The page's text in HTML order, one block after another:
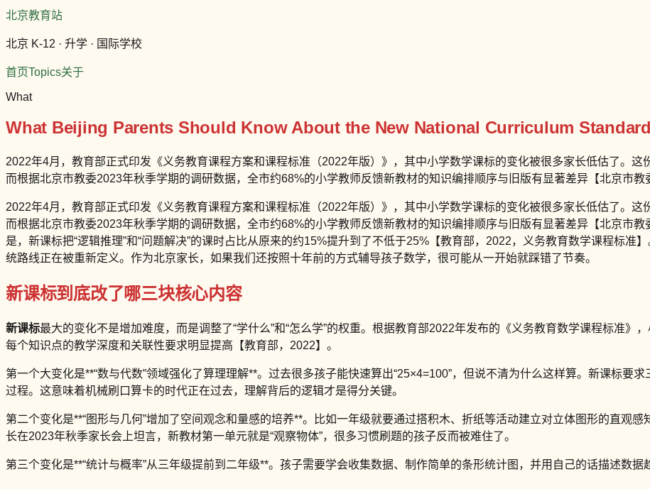
北京教育站
北京 K-12 · 升学 · 国际学校
首页Topics关于
What
What Beijing Parents Should Know About the New National Curriculum
2022年4月，教育部正式印发《义务教育课程方案和课程标准（2022年版）》，其中小学数学课标的变化被很多家长低估了。这
而根据北京市教委2023年秋季学期的调研数据，全市约68%的小学教师反馈新教材的知识编排顺序与旧版有显著差异【北京市
2022年4月，教育部正式印发《义务教育课程方案和课程标准（2022年版）》，其中小学数学课标的变化被很多家长低估了。这
而根据北京市教委2023年秋季学期的调研数据，全市约68%的小学教师反馈新教材的知识编排顺序与旧版有显著差异【北京市
是，新课标把“逻辑推理”和“问题解决”的课时占比从原来的约15%提升到了不低于25%【教育部，2022，义务教育数学课程标准
统路线正在被重新定义。作为北京家长，如果我们还按照十年前的方式辅导孩子数学，很可能从一开始就踩错了节奏。
新课标到底改了哪三块核心内容
新课标最大的变化不是增加难度，而是调整了“学什么”和“怎么学”的权重。根据教育部2022年发布的《义务教育数学课程标准》
每个知识点的教学深度和关联性要求明显提高【教育部，2022】。
第一个大变化是**“数与代数”领域强化了算理理解**。过去很多孩子能快速算出“25×4=100”，但说不清为什么这样算。新课标要
过程。这意味着机械刷口算卡的时代正在过去，理解背后的逻辑才是得分关键。
第二个变化是**“图形与几何”增加了空间观念和量感的培养**。比如一年级就要通过搭积木、折纸等活动建立对立体图形的直观
长在2023年秋季家长会上坦言，新教材第一单元就是“观察物体”，很多习惯刷题的孩子反而被难住了。
第三个变化是**“统计与概率”从三年级提前到二年级**。孩子需要学会收集数据、制作简单的条形统计图，并用自己的话描述数据